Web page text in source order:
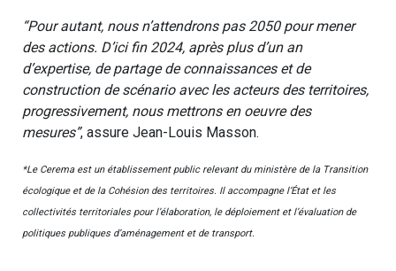
“Pour autant, nous n’attendrons pas 2050 pour mener
des actions. D’ici fin 2024, après plus d’un an
d’expertise, de partage de connaissances et de
construction de scénario avec les acteurs des territoires,
progressivement, nous mettrons en oeuvre des
mesures”, assure Jean-Louis Masson.
*Le Cerema est un établissement public relevant du ministère de la Transition
écologique et de la Cohésion des territoires. Il accompagne l’État et les
collectivités territoriales pour l’élaboration, le déploiement et l’évaluation de
politiques publiques d’aménagement et de transport.